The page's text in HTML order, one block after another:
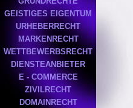
GEISTIGES EIGENTUM
URHEBERRECHT
MARKENRECHT
WETTBEWERBSRECHT
DIENSTEANBIETER
E - COMMERCE
ZIVILRECHT
DOMAINRECHT